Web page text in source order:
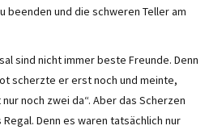
beenden und die schweren Teller am
sind nicht immer beste Freunde. Denn
scherzte er erst noch und meinte,
noch zwei da“. Aber das Scherzen
Denn es waren tatsächlich nur